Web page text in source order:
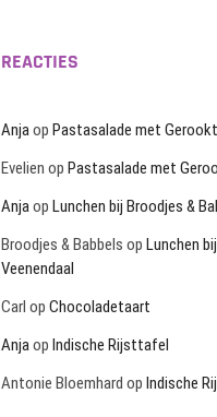
REACTIES
Anjaop Pastasalade met
Evelien op Pastasalade met
Anjaop Lunchen bij Broodjes &
Broodjes & Babbels op Lunchen
Veenendaal
Carl op Chocoladetaart
Anjaop Indische Rijsttafel
Antonie Bloemhard op Indische